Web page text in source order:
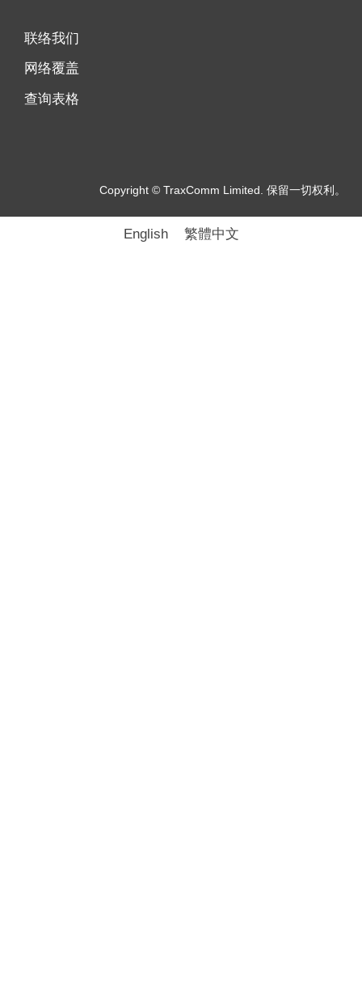
联络我们
网络覆盖
查询表格
Copyright © TraxComm Limited. 保留一切权利。
English 繁體中文